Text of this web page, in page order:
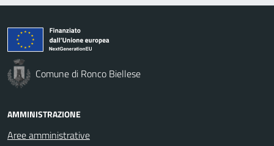
Comune di Ronco Biellese
AMMINISTRAZIONE
Aree amministrative